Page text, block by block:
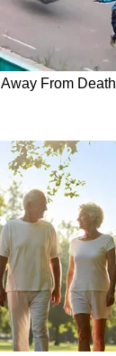
లూజ్
స‌మ‌స్య రాదు